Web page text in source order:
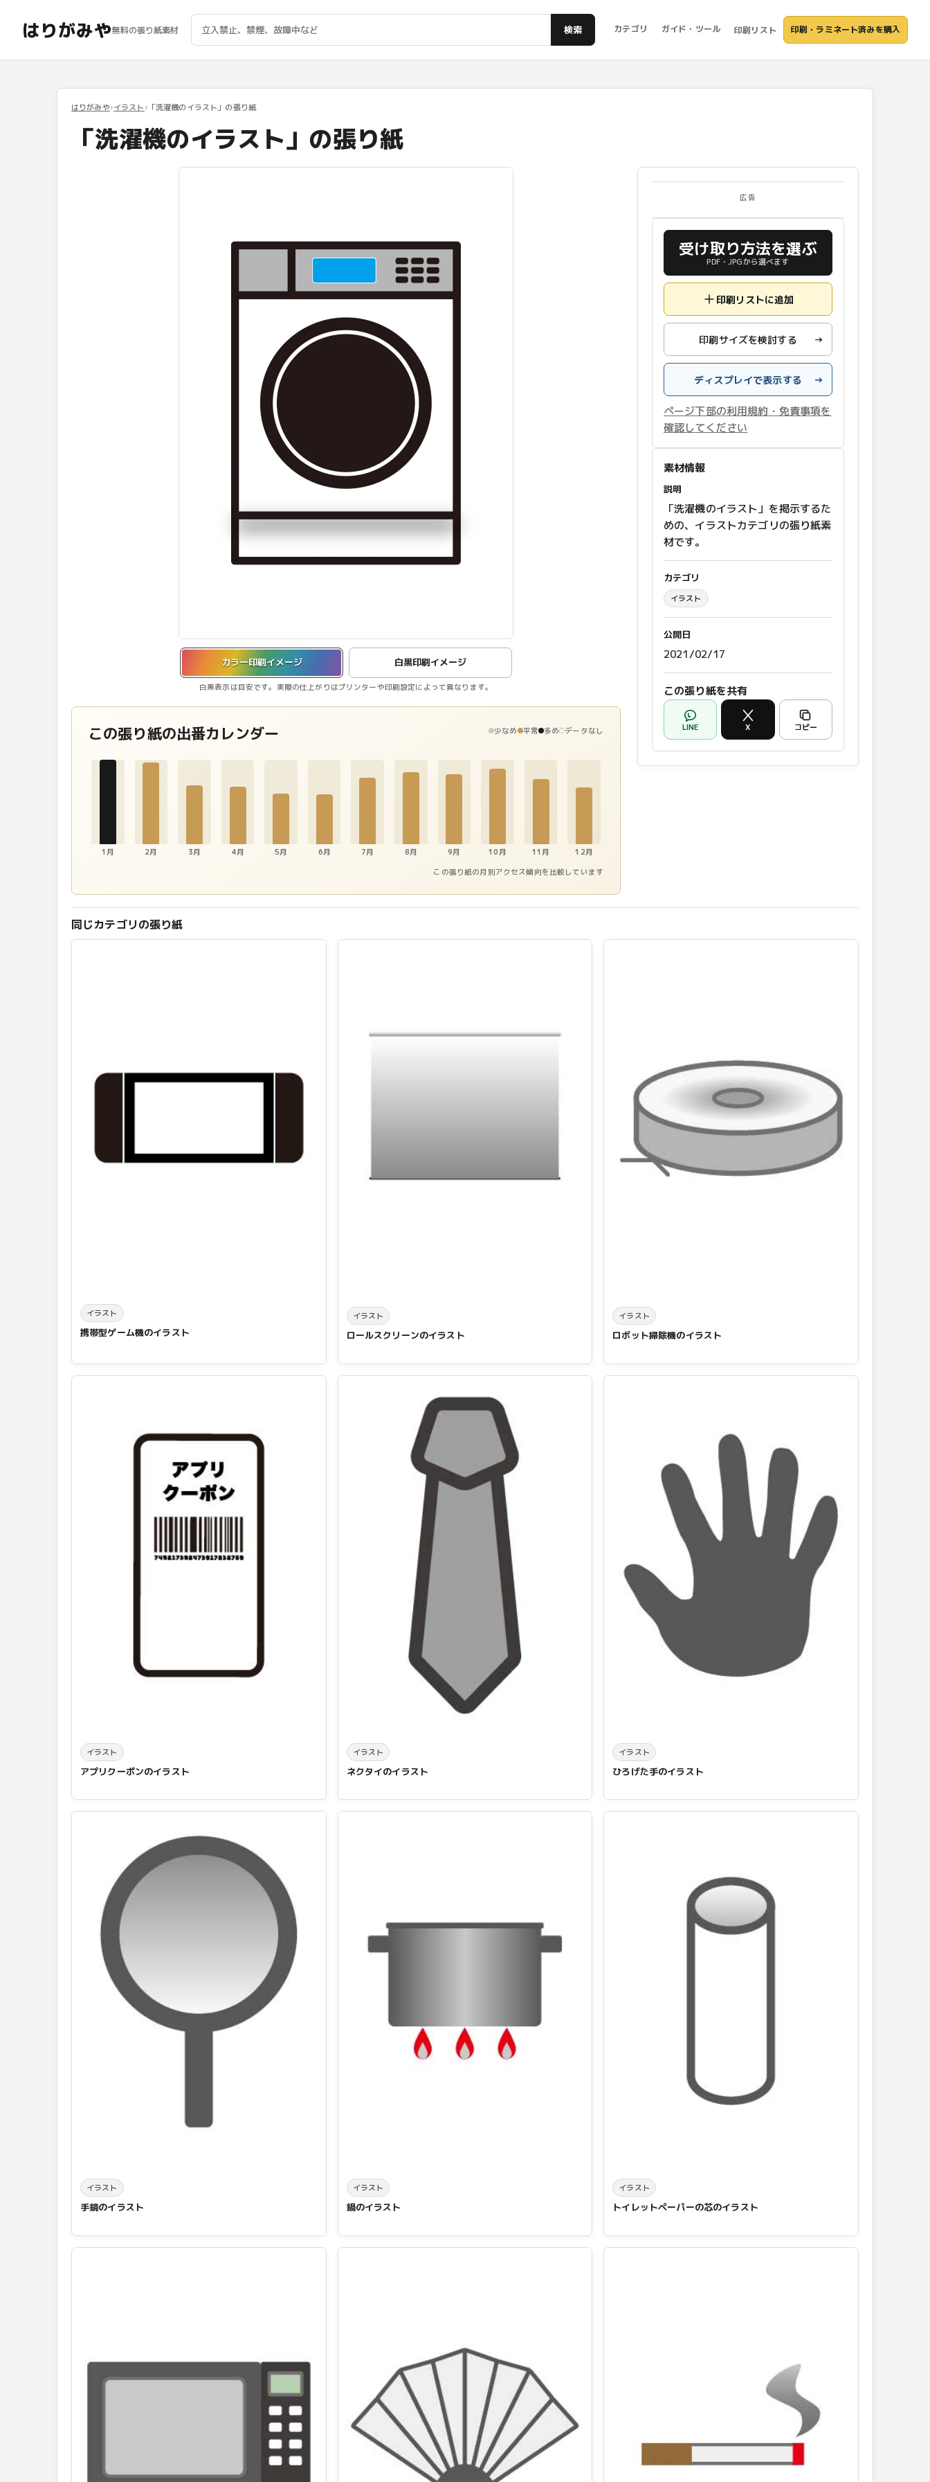
はりがみや無料の張り紙素材 検索 カテゴリ ガイド・ツール 印刷リスト 印刷・ラミネート済みを購入
はりがみや イラスト 「洗濯機のイラスト」の張り紙
「洗濯機のイラスト」の張り紙
カラー印刷イメージ 白黒印刷イメージ
白黒表示は目安です。実際の仕上がりはプリンターや印刷設定によって異なります。
カラー印刷イメージを表示しています。
この張り紙の出番カレンダー 少なめ 平常 多め データなし
1月 2月 3月 4月 5月 6月 7月 8月 9月 10月 11月 12月
この張り紙の月別アクセス傾向を比較しています
広告
受け取り方法を選ぶ
PDF・JPGから選べます
印刷リストに追加
印刷サイズを検討する →
ディスプレイで表示する →
ページ下部の利用規約・免責事項を
確認してください
素材情報
説明
「洗濯機のイラスト」を掲示するた
めの、イラストカテゴリの張り紙素
材です。
カテゴリ
イラスト
公開日
2021/02/17
この張り紙を共有
LINE X コピー
同じカテゴリの張り紙
イラスト
携帯型ゲーム機のイラスト
イラスト
ロールスクリーンのイラスト
イラスト
ロボット掃除機のイラスト
イラスト
アプリクーポンのイラスト
イラスト
ネクタイのイラスト
イラスト
ひろげた手のイラスト
イラスト
手鏡のイラスト
イラスト
鍋のイラスト
イラスト
トイレットペーパーの芯のイラスト